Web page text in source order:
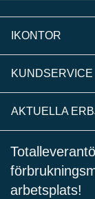
IKONTOR
KUNDSERVICE
AKTUELLA
arbetsplats!